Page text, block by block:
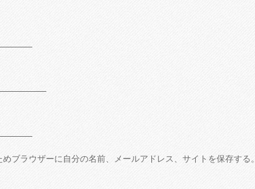
ブラウザーに自分の名前、メールアドレス、サイトを保存する。